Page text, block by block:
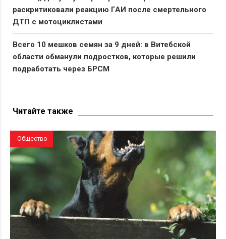
раскритиковали реакцию ГАИ после смертельного
ДТП с мотоциклистами
Всего 10 мешков семян за 9 дней: в Витебской
области обманули подростков, которые решили
подработать через БРСМ
в натуральную величину
Читайте также
Общество